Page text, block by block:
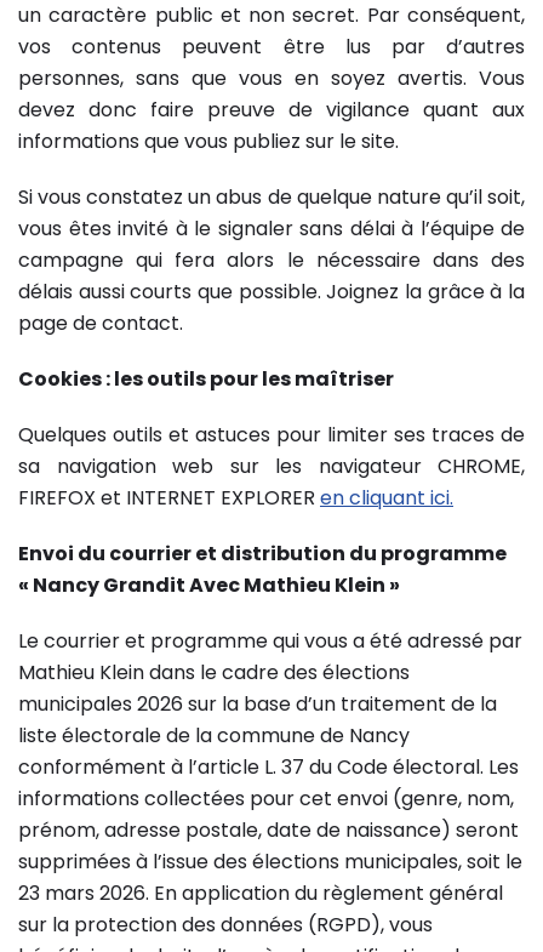
un caractère public et non secret. Par conséquent,
vos contenus peuvent être lus par d’autres
personnes, sans que vous en soyez avertis. Vous
devez donc faire preuve de vigilance quant aux
informations que vous publiez sur le site.
Si vous constatez un abus de quelque nature qu’il soit,
vous êtes invité à le signaler sans délai à l’équipe de
campagne qui fera alors le nécessaire dans des
délais aussi courts que possible. Joignez la grâce à la
page de contact.
Cookies : les outils pour les maîtriser
Quelques outils et astuces pour limiter ses traces de
sa navigation web sur les navigateur CHROME,
FIREFOX et INTERNET EXPLORER en cliquant ici.
Envoi du courrier et distribution du programme
« Nancy Grandit Avec Mathieu Klein »
Le courrier et programme qui vous a été adressé par
Mathieu Klein dans le cadre des élections
municipales 2026 sur la base d’un traitement de la
liste électorale de la commune de Nancy
conformément à l’article L. 37 du Code électoral. Les
informations collectées pour cet envoi (genre, nom,
prénom, adresse postale, date de naissance) seront
supprimées à l’issue des élections municipales, soit le
23 mars 2026. En application du règlement général
sur la protection des données (RGPD), vous